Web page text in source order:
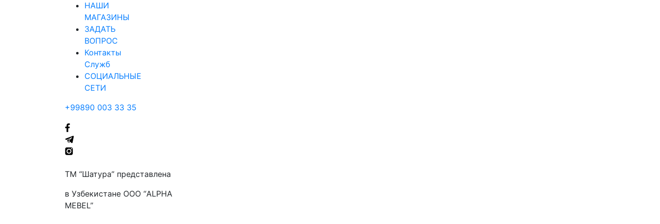
НАШИ
МАГАЗИНЫ
ЗАДАТЬ
ВОПРОС
Контакты
Служб
СОЦИАЛЬНЫЕ
СЕТИ
+99890 003 33 35
ТМ “Шатура” представлена
в Узбекистане ООО “ALPHA
MEBEL”